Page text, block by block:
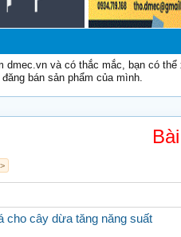
dmec.vn và có thắc mắc, bạn có
bán sản phẩm của mình.
cho cây dừa tăng năng suất